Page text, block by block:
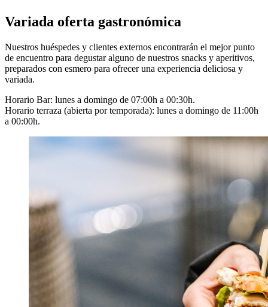
Variada oferta gastronómica
Nuestros huéspedes y clientes externos encontrarán el mejor punto
de encuentro para degustar alguno de nuestros snacks y aperitivos,
preparados con esmero para ofrecer una experiencia deliciosa y
variada.
Horario Bar: lunes a domingo de 07:00h a 00:30h.
Horario terraza (abierta por temporada): lunes a domingo de 11:00h
a 00:00h.